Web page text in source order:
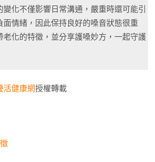
化不僅影響日常溝通，嚴重時還可能引
面情緒，因此保持良好的嗓音狀態很重
老化的特徵，並分享護嗓妙方，一起守護
活健康網授權轉載